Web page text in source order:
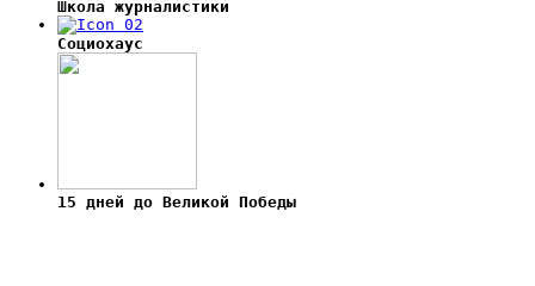
Школа журналистики
Социохаус
15 дней до Великой Победы